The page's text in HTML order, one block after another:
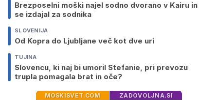
Brezposelni moški najel sodno dvorano v Kairu in
se izdajal za sodnika
SLOVENIJA
Od Kopra do Ljubljane več kot dve uri
TUJINA
Slovencu, ki naj bi umoril Stefanie, pri prevozu
trupla pomagala brat in oče?
MOSKISVET.COM ZADOVOLJNA.SI